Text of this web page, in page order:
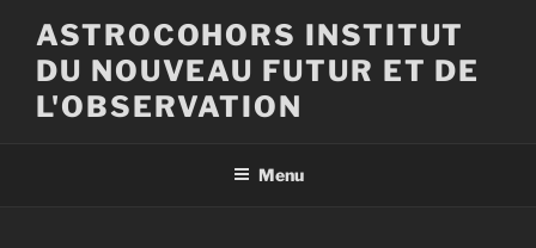
contenu
principal
ASTROCOHORS INSTITUT
DU NOUVEAU FUTUR ET DE
L'OBSERVATION
Menu